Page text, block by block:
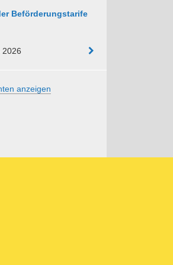
Beförderungstarife
2026
anzeigen